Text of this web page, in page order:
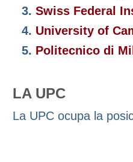
3. Swiss Federal
4. University of
5. Politecnico di
LA UPC
La UPC ocupa la